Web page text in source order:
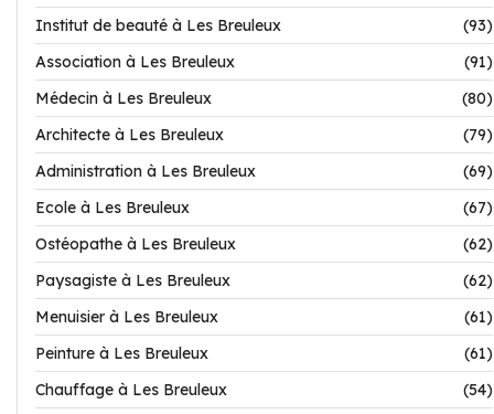
Institut de beauté à Les Breuleux
(93)
Association à Les Breuleux
(91)
Médecin à Les Breuleux
(80)
Architecte à Les Breuleux
(79)
Administration à Les Breuleux
(69)
Ecole à Les Breuleux
(67)
Ostéopathe à Les Breuleux
(62)
Paysagiste à Les Breuleux
(62)
Menuisier à Les Breuleux
(61)
Peinture à Les Breuleux
(61)
Chauffage à Les Breuleux
(54)